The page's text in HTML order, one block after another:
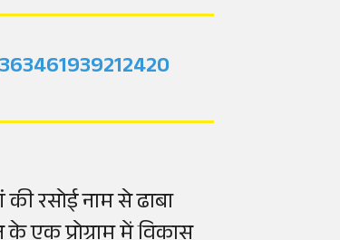
रसोई नाम से ढाबा